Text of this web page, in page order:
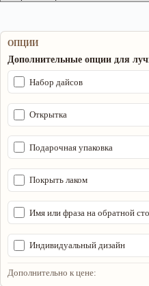
ОПЦИИ
Дополнительные опции для
Набор дайсов
Открытка
Подарочная упаковка
Покрыть лаком
Имя или фраза на обратной
Индивидуальный дизайн
Дополнительно к цене: